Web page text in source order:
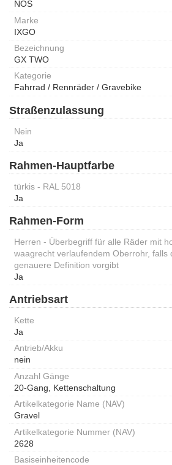
NOS
Marke
IXGO
Bezeichnung
GX TWO
Kategorie
Fahrrad / Rennräder / Gravebike
Straßenzulassung
Nein
Ja
Rahmen-Hauptfarbe
türkis - RAL 5018
Ja
Rahmen-Form
Herren - Überbegriff für alle Räder mit
waagrecht verlaufendem Oberrohr, falls
genauere Definition vorgibt
Ja
Antriebsart
Kette
Ja
Antrieb/Akku
nein
Anzahl Gänge
20-Gang, Kettenschaltung
Artikelkategorie Name (NAV)
Gravel
Artikelkategorie Nummer (NAV)
2628
Basiseinheitencode